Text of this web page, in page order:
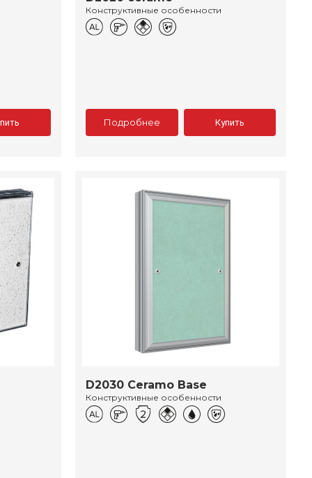
Конструктивные особенности
Подробнее Купить
D2030 Ceramo Base
Конструктивные особенности